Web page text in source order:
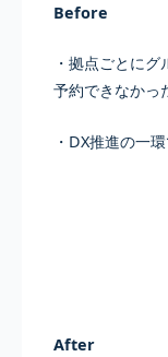
Before
・拠点ごとに
予約できなかっ
・DX推進の一
After